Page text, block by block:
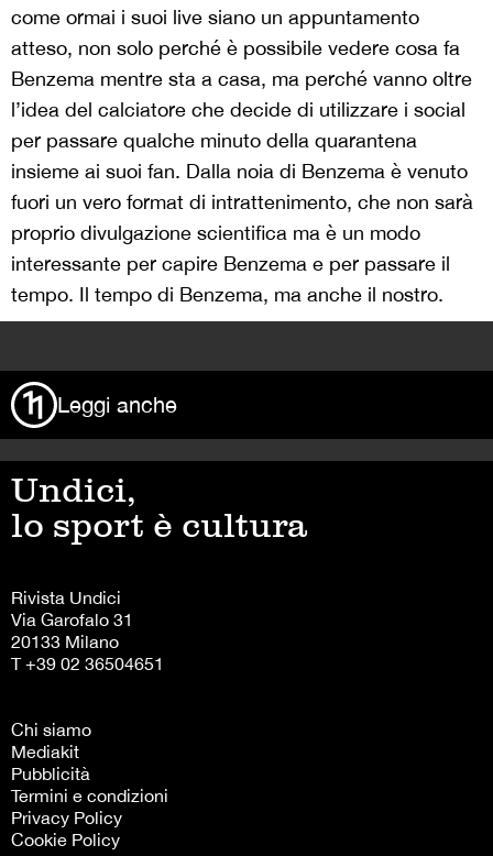
come ormai i suoi live siano un appuntamento
atteso, non solo perché è possibile vedere cosa fa
Benzema mentre sta a casa, ma perché vanno oltre
l’idea del calciatore che decide di utilizzare i social
per passare qualche minuto della quarantena
insieme ai suoi fan. Dalla noia di Benzema è venuto
fuori un vero format di intrattenimento, che non sarà
proprio divulgazione scientifica ma è un modo
interessante per capire Benzema e per passare il
tempo. Il tempo di Benzema, ma anche il nostro.
Leggi anche
Undici,
lo sport è cultura
Rivista Undici
Via Garofalo 31
20133 Milano
T +39 02 36504651
Chi siamo
Mediakit
Pubblicità
Termini e condizioni
Privacy Policy
Cookie Policy